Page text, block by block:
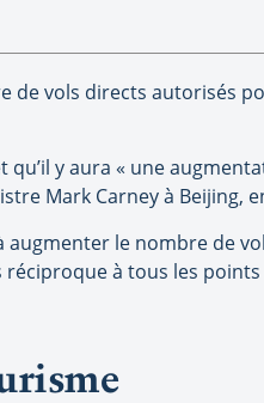
de vols directs autorisés
y aura « une
Mark Carney à Beijing,
le nombre de
réciproque à tous les